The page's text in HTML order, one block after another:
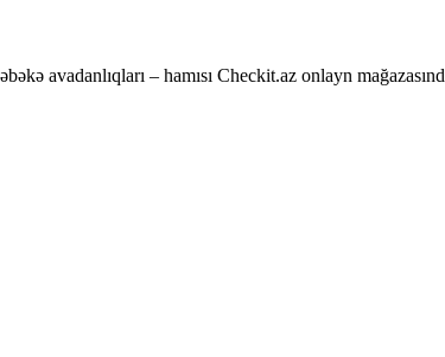
avadanlıqları – hamısı Checkit.az onlayn